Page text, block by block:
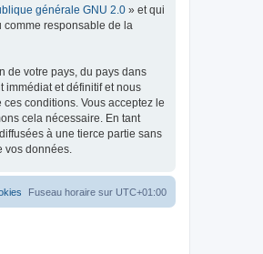
générale GNU 2.0 » et qui
responsable de la
de votre pays, du pays dans
immédiat et définitif et nous
conditions. Vous acceptez le
cela nécessaire. En tant
à une tierce partie sans
vos données.
Fuseau horaire sur UTC+01:00